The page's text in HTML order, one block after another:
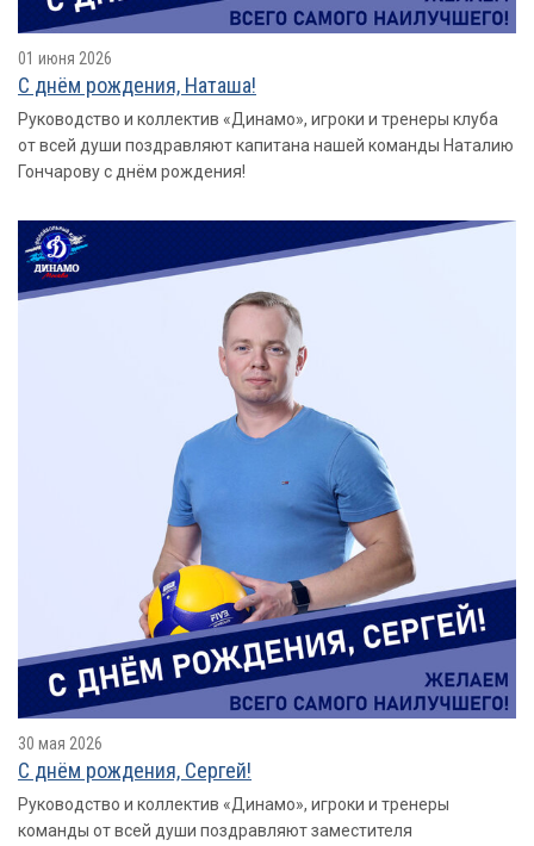
01 июня 2026
С днём рождения, Наташа!
Руководство и коллектив «Динамо», игроки и тренеры клуба
от всей души поздравляют капитана нашей команды Наталию
Гончарову с днём рождения!
30 мая 2026
С днëм рождения, Сергей!
Руководство и коллектив «Динамо», игроки и тренеры
команды от всей души поздравляют заместителя